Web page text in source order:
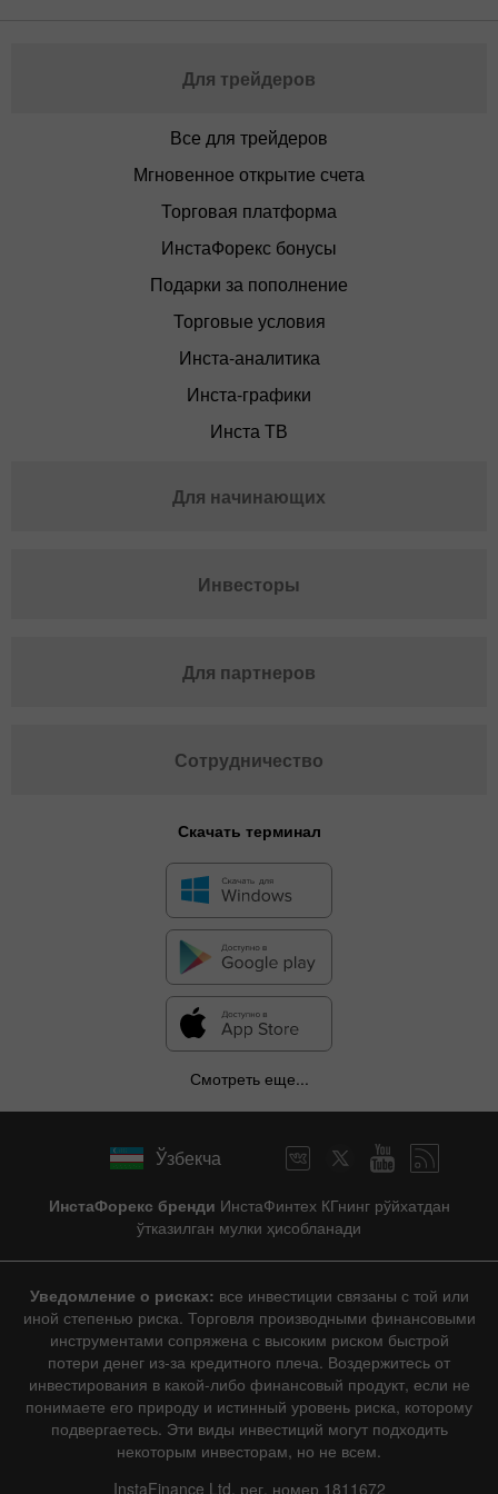
Для трейдеров
Все для трейдеров
Мгновенное открытие счета
Торговая платформа
ИнстаФорекс бонусы
Подарки за пополнение
Торговые условия
Инста-аналитика
Инста-графики
Инста ТВ
Для начинающих
Инвесторы
Для партнеров
Сотрудничество
Скачать терминал
Смотреть еще...
Ўзбекча
ИнстаФорекс бренди ИнстаФинтех КГнинг рўйхатдан
ўтказилган мулки ҳисобланади
Уведомление о рисках: все инвестиции связаны с той или
иной степенью риска. Торговля производными финансовыми
инструментами сопряжена с высоким риском быстрой
потери денег из-за кредитного плеча. Воздержитесь от
инвестирования в какой-либо финансовый продукт, если не
понимаете его природу и истинный уровень риска, которому
подвергаетесь. Эти виды инвестиций могут подходить
некоторым инвесторам, но не всем.
InstaFinance Ltd, рег. номер 1811672